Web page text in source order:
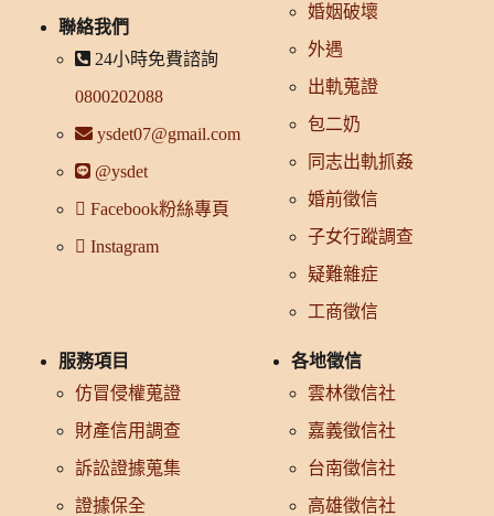
聯絡我們
24小時免費諮詢
0800202088
ysdet07@gmail.com
@ysdet
Facebook粉絲專頁
Instagram
婚姻破壞
外遇
出軌蒐證
包二奶
同志出軌抓姦
婚前徵信
子女行蹤調查
疑難雜症
工商徵信
服務項目
仿冒侵權蒐證
財產信用調查
訴訟證據蒐集
證據保全
各地徵信
雲林徵信社
嘉義徵信社
台南徵信社
高雄徵信社